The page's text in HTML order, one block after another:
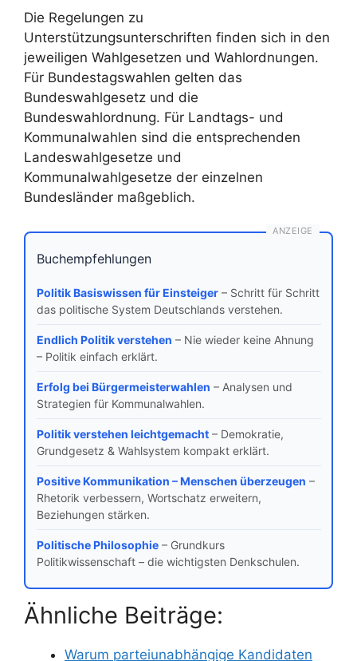
Die Regelungen zu
Unterstützungsunterschriften finden sich in den
jeweiligen Wahlgesetzen und Wahlordnungen.
Für Bundestagswahlen gelten das
Bundeswahlgesetz und die
Bundeswahlordnung. Für Landtags- und
Kommunalwahlen sind die entsprechenden
Landeswahlgesetze und
Kommunalwahlgesetze der einzelnen
Bundesländer maßgeblich.
ANZEIGE
Buchempfehlungen
Politik Basiswissen für Einsteiger– Schritt für Schritt
das politische System Deutschlands verstehen.
Endlich Politik verstehen – Nie wieder keine Ahnung
– Politik einfach erklärt.
Erfolg bei Bürgermeisterwahlen – Analysen und
Strategien für Kommunalwahlen.
Politik verstehen leichtgemacht– Demokratie,
Grundgesetz & Wahlsystem kompakt erklärt.
Positive Kommunikation – Menschen überzeugen –
Rhetorik verbessern, Wortschatz erweitern,
Beziehungen stärken.
Politische Philosophie– Grundkurs
Politikwissenschaft – die wichtigsten Denkschulen.
Ähnliche Beiträge:
Warum parteiunabhängige Kandidaten